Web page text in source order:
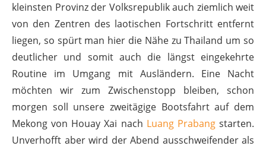
kleinsten Provinz der Volksrepublik auch ziemlich weit
von den Zentren des laotischen Fortschritt entfernt
liegen, so spürt man hier die Nähe zu Thailand um so
deutlicher und somit auch die längst eingekehrte
Routine im Umgang mit Ausländern. Eine Nacht
möchten wir zum Zwischenstopp bleiben, schon
morgen soll unsere zweitägige Bootsfahrt auf dem
Mekong von Houay Xai nach Luang Prabangstarten.
Unverhofft aber wird der Abend ausschweifender als